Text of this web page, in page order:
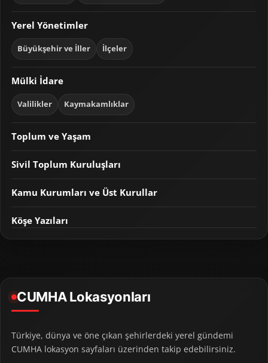
Yerel Yönetimler
Büyükşehir ve İller İlçeler
Mülki İdare
Valilikler Kaymakamlıklar
Toplum ve Yaşam
Sivil Toplum Kuruluşları
Kamu Kurumları ve Üst Kurullar
Köşe Yazıları
CUMHA Lokasyonları
Türkiye, dünya ve öne çıkan şehirlerdeki yerel gündemi
CUMHA lokasyon sayfaları üzerinden takip edebilirsiniz.